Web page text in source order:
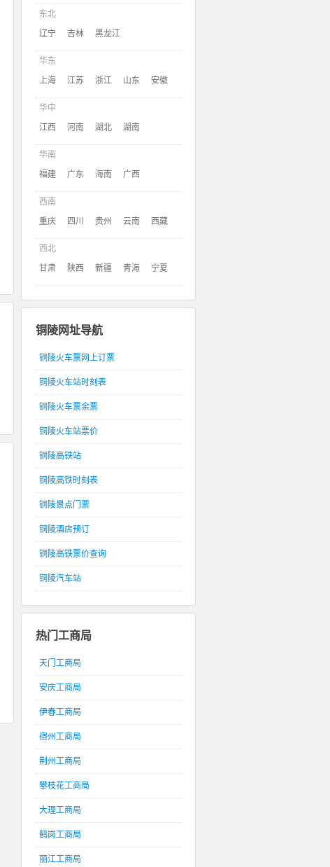
东北
辽宁
吉林 黑龙江
华东
上海
江苏 浙江 山东 安徽
华中
江西
河南 湖北 湖南
华南
福建
广东 海南 广西
西南
重庆
四川 贵州 云南 西藏
西北
甘肃
陕西 新疆 青海 宁夏
铜陵网址导航
铜陵火车票网上订票
铜陵火车站时刻表
铜陵火车票余票
铜陵火车站票价
铜陵高铁站
铜陵高铁时刻表
铜陵景点门票
铜陵酒店预订
铜陵高铁票价查询
铜陵汽车站
热门工商局
天门工商局
安庆工商局
伊春工商局
宿州工商局
荆州工商局
攀枝花工商局
大理工商局
鹤岗工商局
丽江工商局